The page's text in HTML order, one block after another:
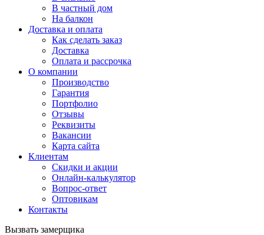
В частный дом
На балкон
Доставка и оплата
Как сделать заказ
Доставка
Оплата и рассрочка
О компании
Производство
Гарантия
Портфолио
Отзывы
Реквизиты
Вакансии
Карта сайта
Клиентам
Скидки и акции
Онлайн-калькулятор
Вопрос-ответ
Оптовикам
Контакты
Вызвать замерщика